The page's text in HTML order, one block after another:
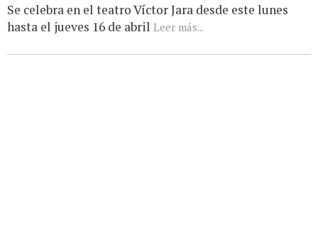
Se celebra en el teatro Víctor Jara desde este lunes
hasta el jueves 16 de abril Leer más...